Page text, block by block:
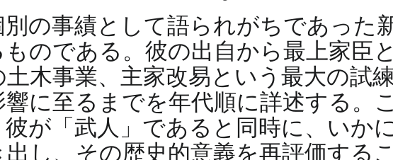
の事績として語られがちであった
のである。彼の出自から最上家臣
木事業、主家改易という最大の試
に至るまでを年代順に詳述する。
が「武人」であると同時に、いか
し、その歴史的意義を再評価する